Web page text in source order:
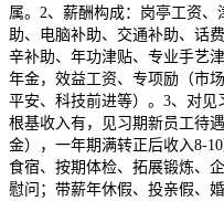
属。2、薪酬构成：岗亭工资
助、电脑补助、交通补助、话
辛补助、年功津贴、专业手艺
年金，效益工资、专项励（市
平安、科技前进等）。3、对
根基收入有，见习期新员工待
金），一年期满转正后收入8-
食宿、按期体检、拓展锻炼、
慰问；带薪年休假、投亲假、